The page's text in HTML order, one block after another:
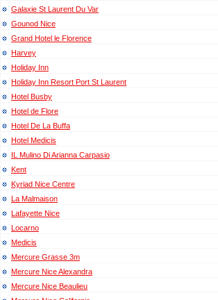
Galaxie St Laurent Du Var
Gounod Nice
Grand Hotel le Florence
Harvey
Holiday Inn
Holiday Inn Resort Port St Laurent
Hotel Busby
Hotel de Flore
Hotel De La Buffa
Hotel Medicis
IL Mulino Di Arianna Carpasio
Kent
Kyriad Nice Centre
La Malmaison
Lafayette Nice
Locarno
Medicis
Mercure Grasse 3m
Mercure Nice Alexandra
Mercure Nice Beaulieu